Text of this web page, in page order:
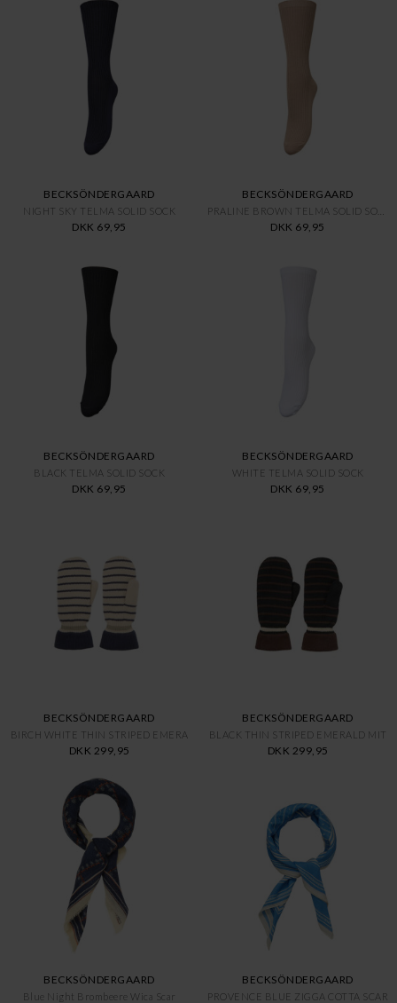
BECKSÖNDERGAARD
NIGHT SKY TELMA SOLID SOCK
DKK 69,95
BECKSÖNDERGAARD
DKK 69,95
BECKSÖNDERGAARD
BLACK TELMA SOLID SOCK
DKK 69,95
BECKSÖNDERGAARD
WHITE TELMA SOLID SOCK
DKK 69,95
BECKSÖNDERGAARD
BIRCH WHITE THIN STRIPED EMERA
DKK 299,95
BECKSÖNDERGAARD
BLACK THIN STRIPED EMERALD MIT
DKK 299,95
BECKSÖNDERGAARD
Blue Night Brombeere Wica Scar
BECKSÖNDERGAARD
PROVENCE BLUE ZIGGA COTTA SCAR